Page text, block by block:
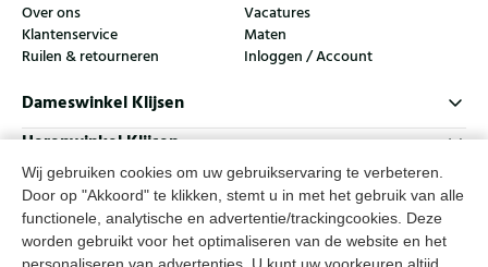
Wij gebruiken cookies om uw gebruikservaring te verbeteren.
Door op "Akkoord" te klikken, stemt u in met het gebruik van alle
functionele, analytische en advertentie/trackingcookies. Deze
worden gebruikt voor het optimaliseren van de website en het
Over ons
Vacatures
Klantenservice
Maten
Ruilen & retourneren
Inloggen / Account
Dameswinkel Klijsen
Herenwinkel Klijsen
Klantenservice
Volg ons